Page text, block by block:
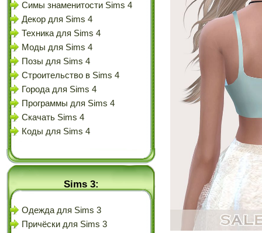
Симы знаменитости Sims 4
Декор для Sims 4
Техника для Sims 4
Моды для Sims 4
Позы для Sims 4
Строительство в Sims 4
Города для Sims 4
Программы для Sims 4
Скачать Sims 4
Коды для Sims 4
Sims 3:
Одежда для Sims 3
Причёски для Sims 3